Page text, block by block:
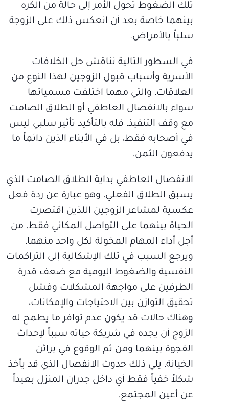
تلك الضغوط تحول الأمر إلى حالة من الكره
بينهما خاصة بعد أن انعكس ذلك على الزوجة
سلباً بالأمراض.
في السطور التالية نناقش حل الخلافات
الأسرية وأسباب قبول الزوجين لهذا النوع من
العلاقات، والتي مهما اختلفت مسمياتها
سواء بالانفصال العاطفي أو الطلاق الصامت
مع وقف التنفيذ، فله بالتأكيد تأثير سلبي ليس
في أصحابه فقط، بل في الأبناء الذين دائماً ما
يدفعون الثمن.
الانفصال العاطفي بداية الطلاق الصامت الذي
يسبق الطلاق الفعلي، وهو عبارة عن ردة فعل
عكسية لمشاعر الزوجين اللذين اقتصرت
الحياة بينهما على التواصل المكاني فقط، من
أجل أداء المهام المخولة لكل واحد منهما،
ويرجع السبب في تلك الإشكالية إلى التراكمات
النفسية والضغوط اليومية مع ضعف قدرة
الطرفين على مواجهة المشكلات وفشل
تحقيق التوازن بين الاحتياجات والإمكانات،
وهناك حالات قد يكون عدم توافر ما يطمح له
الزوج أن يجده في شريكة حياته سبباً لإحداث
الفجوة بينهما ومن ثم الوقوع في براثن
الخيانة، يلي ذلك حدوث الانفصال الذي قد يأخذ
شكلاً خفياً فقط أي داخل جدران المنزل بعيداً
عن أعين المجتمع.